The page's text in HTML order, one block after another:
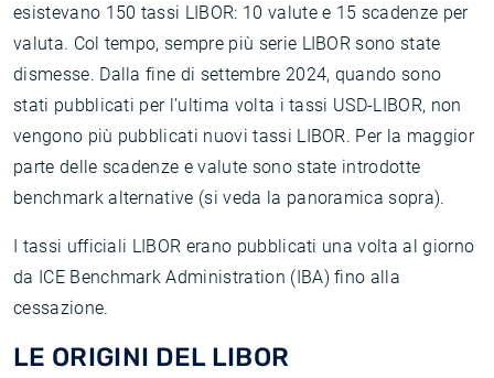
esistevano 150 tassi LIBOR: 10 valute e 15 scadenze per
valuta. Col tempo, sempre più serie LIBOR sono state
dismesse. Dalla fine di settembre 2024, quando sono
stati pubblicati per l’ultima volta i tassi USD-LIBOR, non
vengono più pubblicati nuovi tassi LIBOR. Per la maggior
parte delle scadenze e valute sono state introdotte
benchmark alternative (si veda la panoramica sopra).
I tassi ufficiali LIBOR erano pubblicati una volta al giorno
da ICE Benchmark Administration (IBA) fino alla
cessazione.
LE ORIGINI DEL LIBOR